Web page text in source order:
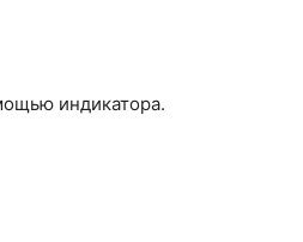
индикатора.